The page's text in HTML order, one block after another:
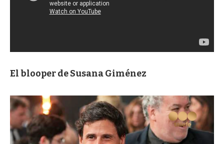
El blooper de Susana Giménez